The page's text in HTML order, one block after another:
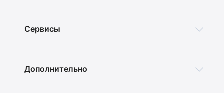
Сервисы
Дополнительно